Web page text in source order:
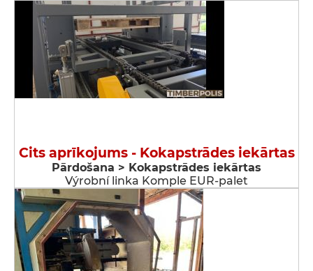
Cits aprīkojums - Kokapstrādes iekārtas
Pārdošana > Kokapstrādes iekārtas
Výrobní linka Komple EUR-palet